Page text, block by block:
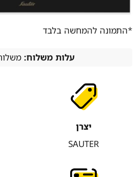
*התמונה להמחשה בלבד
עלות משלוח:
יצרן
SAUTER